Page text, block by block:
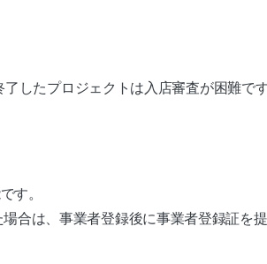
したプロジェクトは入店審査が困難です
す。
合は、事業者登録後に事業者登録証を提